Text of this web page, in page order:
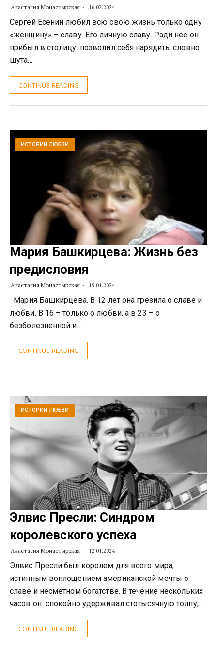
Анастасия Монастырская 16.02.2024
Сергей Есенин любил всю свою жизнь только одну
«женщину» – славу. Его личную славу. Ради нее он
прибыл в столицу, позволил себя нарядить, словно
шута…
CONTINUE READING
ИСТОРИИ ЛЮБВИ
Мария Башкирцева: Жизнь без
предисловия
Анастасия Монастырская 19.01.2024
Мария Башкирцева. В 12 лет она грезила о славе и
любви. В 16 – только о любви, а в 23 – о
безболезненной и…
CONTINUE READING
ИСТОРИИ ЛЮБВИ
Элвис Пресли: Синдром
королевского успеха
Анастасия Монастырская 12.01.2024
Элвис Пресли был королем для всего мира,
истинным воплощением американской мечты о
славе и несметном богатстве. В течение нескольких
часов он спокойно удерживал стотысячную толпу,…
CONTINUE READING